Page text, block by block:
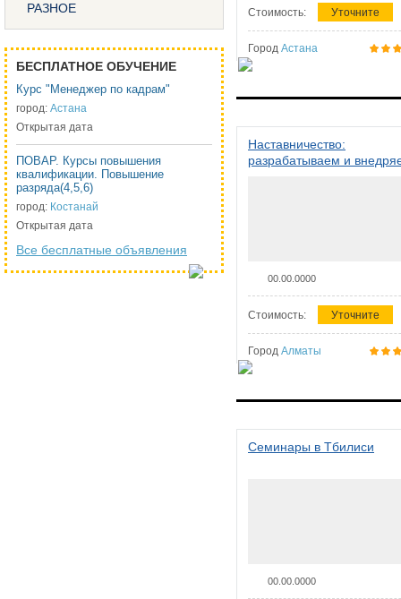
РАЗНОЕ
БЕСПЛАТНОЕ ОБУЧЕНИЕ
Курс "Менеджер по кадрам"
город: Астана
Открытая дата
ПОВАР. Курсы повышения
квалификации. Повышение
разряда(4,5,6)
город: Костанай
Открытая дата
Все бесплатные объявления
Стоимость: Уточните
Город Астана
Наставничество:
разрабатываем и
00.00.0000
Стоимость: Уточните
Город Алматы
Семинары в Тбилиси
00.00.0000